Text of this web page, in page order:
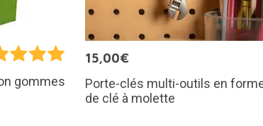
gommes
15,00€
Porte-clés multi-outils en
de clé à molette